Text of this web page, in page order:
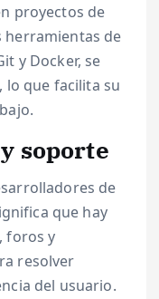
proyectos de
herramientas de
y Docker, se
lo que facilita su
soporte
de
que hay
foros y
resolver
del usuario.